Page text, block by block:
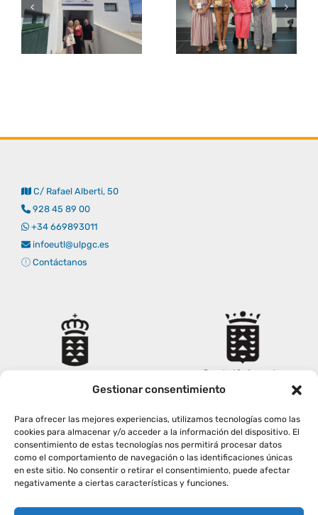
Gestionar consentimiento
Para ofrecer las mejores experiencias, utilizamos tecnologías como las
cookies para almacenar y/o acceder a la información del dispositivo. El
consentimiento de estas tecnologías nos permitirá procesar datos
como el comportamiento de navegación o las identificaciones únicas
en este sitio. No consentir o retirar el consentimiento, puede afectar
negativamente a ciertas características y funciones.
C/ Rafael Alberti, 50
928 45 89 00
+34 669893011
infoeutl@ulpgc.es
Contáctanos